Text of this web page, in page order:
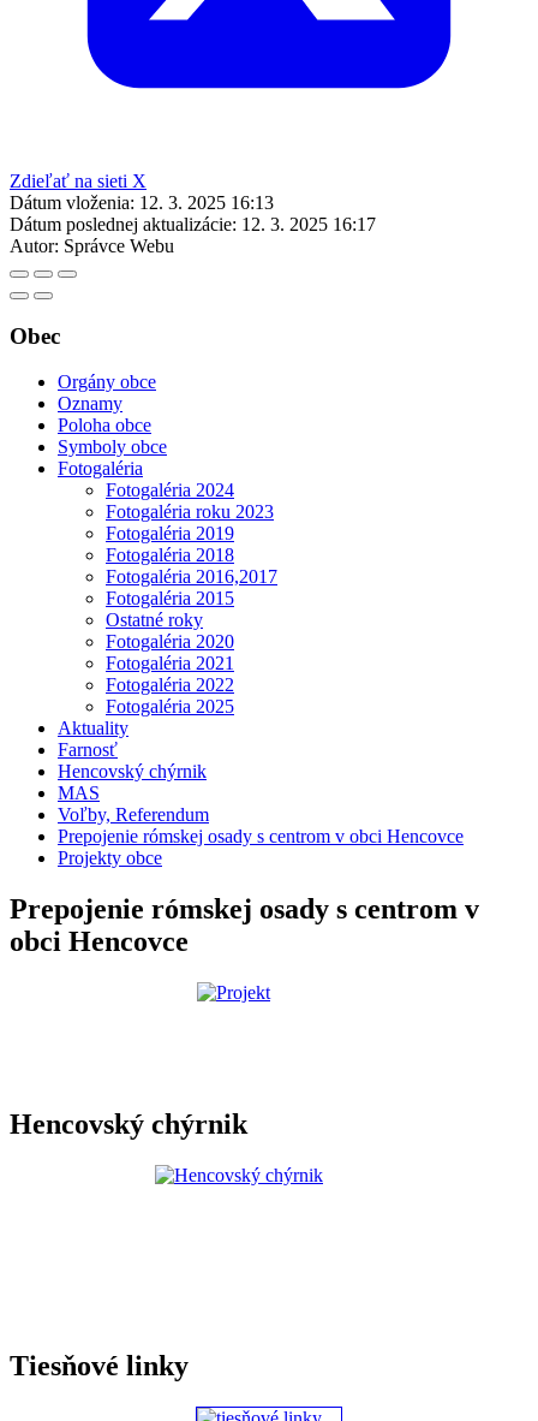
Zdieľať na sieti X
Dátum vloženia: 12. 3. 2025 16:13
Dátum poslednej aktualizácie: 12. 3. 2025 16:17
Autor: Správce Webu
Obec
Orgány obce
Oznamy
Poloha obce
Symboly obce
Fotogaléria
Fotogaléria 2024
Fotogaléria roku 2023
Fotogaléria 2019
Fotogaléria 2018
Fotogaléria 2016,2017
Fotogaléria 2015
Ostatné roky
Fotogaléria 2020
Fotogaléria 2021
Fotogaléria 2022
Fotogaléria 2025
Aktuality
Farnosť
Hencovský chýrnik
MAS
Voľby, Referendum
Prepojenie rómskej osady s centrom v obci Hencovce
Projekty obce
Prepojenie rómskej osady s centrom v
obci Hencovce
Hencovský chýrnik
Tiesňové linky